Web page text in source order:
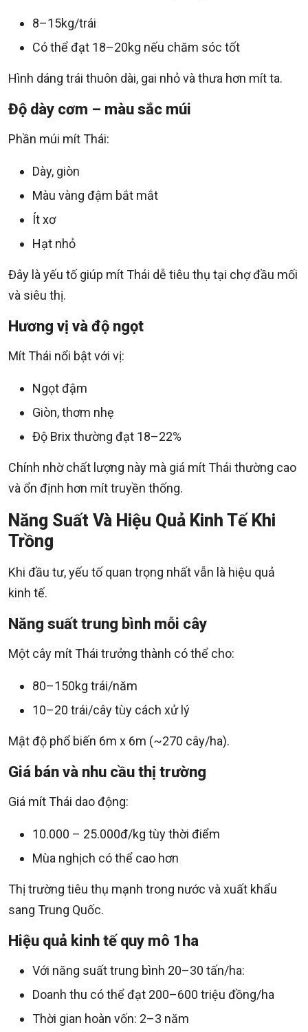
8–15kg/trái
Có thể đạt 18–20kg nếu chăm sóc tốt
Hình dáng trái thuôn dài, gai nhỏ và thưa hơn mít ta.
Độ dày cơm – màu sắc múi
Phần múi mít Thái:
Dày, giòn
Màu vàng đậm bắt mắt
Ít xơ
Hạt nhỏ
Đây là yếu tố giúp mít Thái dễ tiêu thụ tại chợ đầu mối
và siêu thị.
Hương vị và độ ngọt
Mít Thái nổi bật với vị:
Ngọt đậm
Giòn, thơm nhẹ
Độ Brix thường đạt 18–22%
Chính nhờ chất lượng này mà giá mít Thái thường cao
và ổn định hơn mít truyền thống.
Năng Suất Và Hiệu Quả Kinh Tế Khi
Trồng
Khi đầu tư, yếu tố quan trọng nhất vẫn là hiệu quả
kinh tế.
Năng suất trung bình mỗi cây
Một cây mít Thái trưởng thành có thể cho:
80–150kg trái/năm
10–20 trái/cây tùy cách xử lý
Mật độ phổ biến 6m x 6m (~270 cây/ha).
Giá bán và nhu cầu thị trường
Giá mít Thái dao động:
10.000 – 25.000đ/kg tùy thời điểm
Mùa nghịch có thể cao hơn
Thị trường tiêu thụ mạnh trong nước và xuất khẩu
sang Trung Quốc.
Hiệu quả kinh tế quy mô 1ha
Với năng suất trung bình 20–30 tấn/ha:
Doanh thu có thể đạt 200–600 triệu đồng/ha
Thời gian hoàn vốn: 2–3 năm